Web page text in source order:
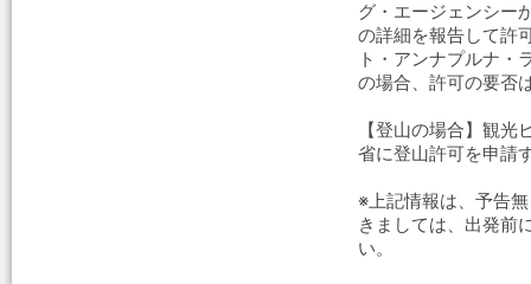
グ・エージェンシー
の詳細を報告して許
ト・アンナプルナ・
の場合、許可の要否
【登山の場合】観
省に登山許可を申請
※上記情報は、予告
きましては、出発前
い。